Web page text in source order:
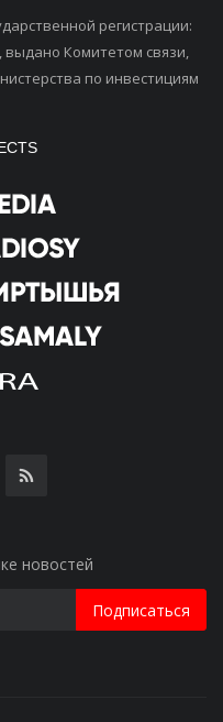
регистрации:
выдано Комитетом связи,
по инвестициям
новостей
Подписаться